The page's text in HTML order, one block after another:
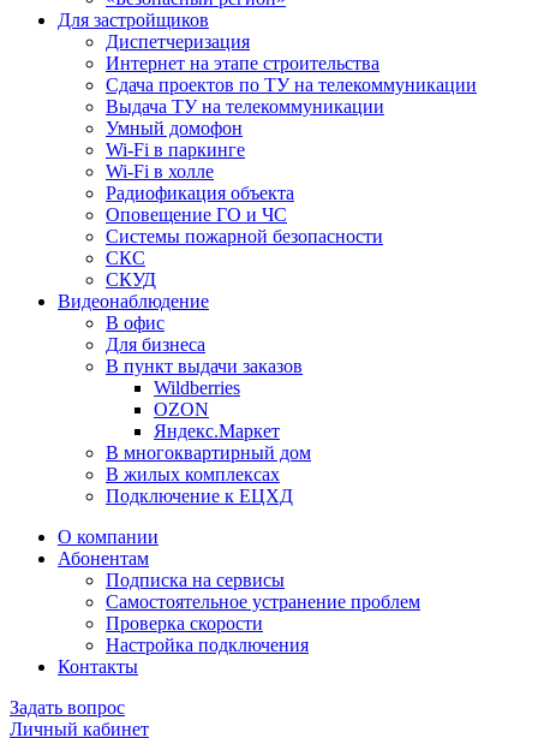
Для застройщиков
Диспетчеризация
Интернет на этапе строительства
Сдача проектов по ТУ на телекоммуникации
Выдача ТУ на телекоммуникации
Умный домофон
Wi-Fi в паркинге
Wi-Fi в холле
Радиофикация объекта
Оповещение ГО и ЧС
Системы пожарной безопасности
СКС
СКУД
Видеонаблюдение
В офис
Для бизнеса
В пункт выдачи заказов
Wildberries
OZON
Яндекс.Маркет
В многоквартирный дом
В жилых комплексах
Подключение к ЕЦХД
О компании
Абонентам
Подписка на сервисы
Самостоятельное устранение проблем
Проверка скорости
Настройка подключения
Контакты
Задать вопрос
Личный кабинет